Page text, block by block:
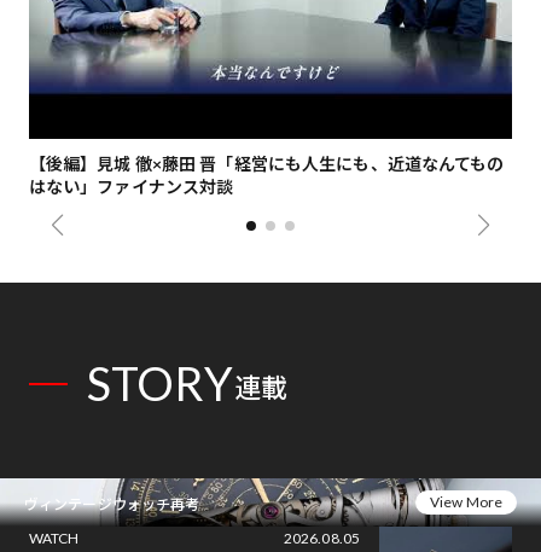
【後編】見城 徹×藤田 晋「経営にも人生にも、近道なんてもの
はない」ファイナンス対談
STORY連載
ヴィンテージウォッチ再考
View More
WATCH
2026.08.05